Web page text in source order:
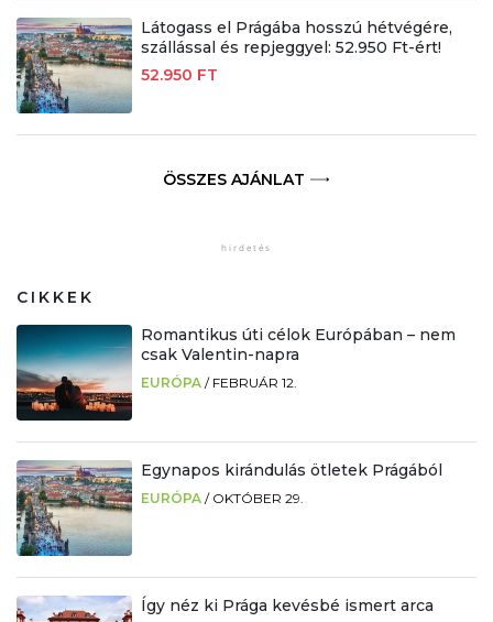
Látogass el Prágába hosszú hétvégére,
szállással és repjeggyel: 52.950 Ft-ért!
52.950 FT
ÖSSZES AJÁNLAT
CIKKEK
Romantikus úti célok Európában – nem
csak Valentin-napra
EURÓPA / FEBRUÁR 12.
Egynapos kirándulás ötletek Prágából
EURÓPA / OKTÓBER 29.
Így néz ki Prága kevésbé ismert arca